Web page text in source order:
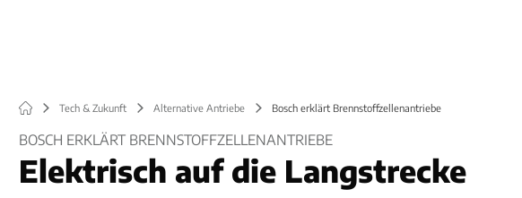
Tech & Zukunft Alternative Antriebe Bosch erklärt Brennstoffzellenantriebe
BOSCH ERKLÄRT BRENNSTOFFZELLENANTRIEBE
Elektrisch auf die Langstrecke